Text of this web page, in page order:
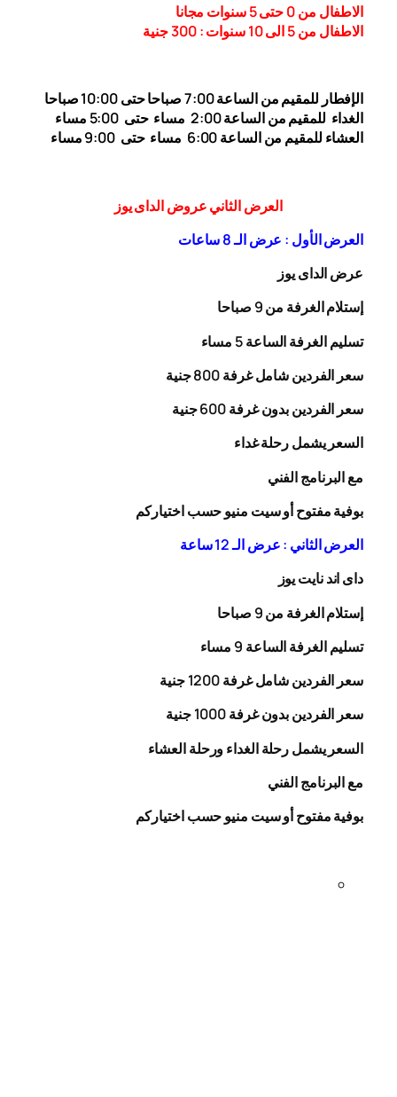
الاطفال من 0 حتى 5 سنوات مجانا
الاطفال من 5 الى 10 سنوات : 300
جنية
الإفطار للمقيم من الساعة 7:00 صباحا حتى 10:00
صباحا
الغداء للمقيم من الساعة 2:00 مساء حتى
5:00 مساء
العشاء للمقيم من الساعة 6:00 مساء حتى 9:00 مساء
العرض الثاني عروض الداى يوز
العرض الأول : عرض الـ 8 ساعات
عرض الداى يوز
إستلام الغرفة من 9 صباحا
تسليم الغرفة الساعة 5 مساء
سعر الفردين شامل غرفة
800 جنية
سعر الفردين بدون غرفة
600 جنية
السعر يشمل رحلةغداء
مع البرنامج الفني
بوفية مفتوح أو سيت منيو حسب اختياركم
العرض الثاني : عرض الـ 12 ساعة
داى اند نايت يوز
إستلام الغرفة من 9 صباحا
تسليم الغرفة الساعة 9 مساء
سعر الفردين شامل غرفة
1200
جنية
سعر الفردين بدون غرفة1000جنية
السعر يشمل رحلة الغداء ورحلة العشاء
مع البرنامج الفني
بوفية مفتوح أو سيت منيو حسب اختياركم